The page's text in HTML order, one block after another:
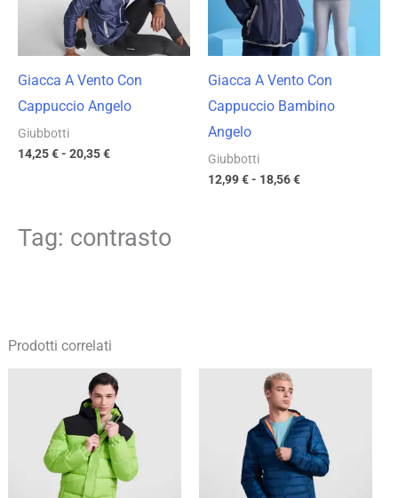
Giacca A Vento Con
Cappuccio Angelo
Giubbotti
14,25€- 20,35€
Giacca A Vento Con
Cappuccio Bambino
Angelo
Giubbotti
12,99€- 18,56€
Tag: contrasto
Prodotti correlati
Fascia
di
prezzo:
da
36,42 €
a
52,03 €
Fascia
di
prezzo:
da
23,24 €
a
33,20 €